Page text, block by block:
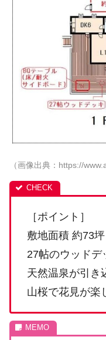
（画像出典：https://
［ポイント］
敷地面積 約73坪
27帖のウッドデ
天然温泉が引き
山桜で花見が楽